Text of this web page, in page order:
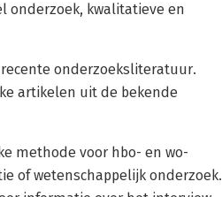
onderzoek, kwalitatieve en
onderzoeksliteratuur.
artikelen uit de bekende
methode voor hbo- en wo-
of wetenschappelijk onderzoek.